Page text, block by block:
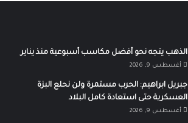
الذهب يتجه نحو أفضل مكاسب أسبوعية منذ يناير
أغسطس 9, 2026
جبريل ابراهيم: الحرب مستمرة ولن نحلع البزة
العسكرية حتى استعادة كامل البلاد
أغسطس 9, 2026